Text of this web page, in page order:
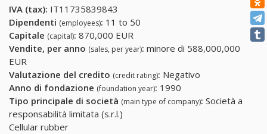
IVA (tax): IT11735839843
Dipendenti (employees): 11 to 50
Capitale (capital): 870,000 EUR
Vendite, per anno (sales, per year): minore di 588,000,000
EUR
Valutazione del credito (credit rating): Negativo
Anno di fondazione (foundation year): 1990
Tipo principale di società (main type of company): Società a
responsabilità limitata (s.r.l.)
Cellular rubber